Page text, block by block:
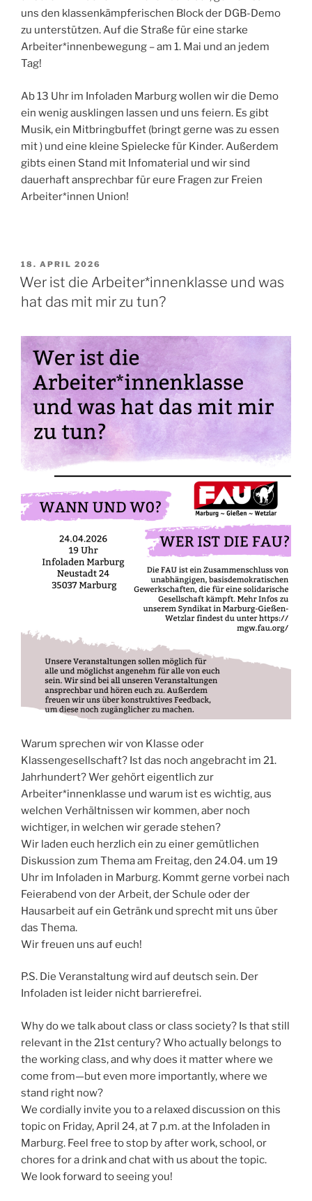
uns den klassenkämpferischen Block der DGB-Demo
zu unterstützen. Auf die Straße für eine starke
Arbeiter*innenbewegung – am 1. Mai und an jedem
Tag!
Ab 13 Uhr im Infoladen Marburg wollen wir die Demo
ein wenig ausklingen lassen und uns feiern. Es gibt
Musik, ein Mitbringbuffet (bringt gerne was zu essen
mit ) und eine kleine Spielecke für Kinder. Außerdem
gibts einen Stand mit Infomaterial und wir sind
dauerhaft ansprechbar für eure Fragen zur Freien
Arbeiter*innen Union!
VERÖFFENTLICHT
AM
18. APRIL 2026
Wer ist die Arbeiter*innenklasse und was
hat das mit mir zu tun?
Warum sprechen wir von Klasse oder
Klassengesellschaft? Ist das noch angebracht im 21.
Jahrhundert? Wer gehört eigentlich zur
Arbeiter*innenklasse und warum ist es wichtig, aus
welchen Verhältnissen wir kommen, aber noch
wichtiger, in welchen wir gerade stehen?
Wir laden euch herzlich ein zu einer gemütlichen
Diskussion zum Thema am Freitag, den 24.04. um 19
Uhr im Infoladen in Marburg. Kommt gerne vorbei nach
Feierabend von der Arbeit, der Schule oder der
Hausarbeit auf ein Getränk und sprecht mit uns über
das Thema.
Wir freuen uns auf euch!
P.S. Die Veranstaltung wird auf deutsch sein. Der
Infoladen ist leider nicht barrierefrei.
Why do we talk about class or class society? Is that still
relevant in the 21st century? Who actually belongs to
the working class, and why does it matter where we
come from—but even more importantly, where we
stand right now?
We cordially invite you to a relaxed discussion on this
topic on Friday, April 24, at 7 p.m. at the Infoladen in
Marburg. Feel free to stop by after work, school, or
chores for a drink and chat with us about the topic.
We look forward to seeing you!